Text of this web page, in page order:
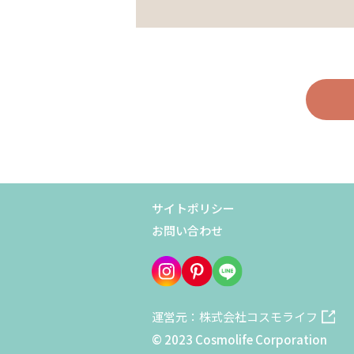
サイトポリシー
お問い合わせ
運営元：株式会社コスモライフ
© 2023 Cosmolife Corporation